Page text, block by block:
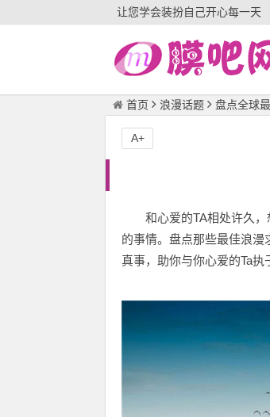
让您学会装扮自己开心每一天
首页 浪漫话题 盘点全球
A+
和心爱的TA相处许久
的事情。盘点那些最佳浪
真事，助你与你心爱的Ta执